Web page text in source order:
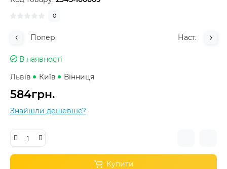
0
Попер. Наст.
В наявності
Львів
Київ Вінниця
584грн.
Знайшли дешевше?
Купити